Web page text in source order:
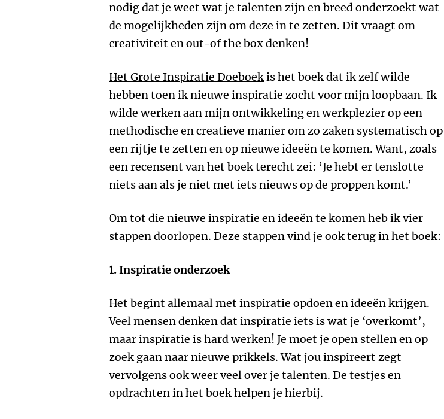
nodig dat je weet wat je talenten zijn en breed onderzoekt wat
de mogelijkheden zijn om deze in te zetten. Dit vraagt om
creativiteit en out-of the box denken!
Het Grote Inspiratie Doeboekis het boek dat ik zelf wilde
hebben toen ik nieuwe inspiratie zocht voor mijn loopbaan. Ik
wilde werken aan mijn ontwikkeling en werkplezier op een
methodische en creatieve manier om zo zaken systematisch op
een rijtje te zetten en op nieuwe ideeën te komen. Want, zoals
een recensent van het boek terecht zei: ‘Je hebt er tenslotte
niets aan als je niet met iets nieuws op de proppen komt.’
Om tot die nieuwe inspiratie en ideeën te komen heb ik vier
stappen doorlopen. Deze stappen vind je ook terug in het boek:
1. Inspiratie onderzoek
Het begint allemaal met inspiratie opdoen en ideeën krijgen.
Veel mensen denken dat inspiratie iets is wat je ‘overkomt’,
maar inspiratie is hard werken! Je moet je open stellen en op
zoek gaan naar nieuwe prikkels. Wat jou inspireert zegt
vervolgens ook weer veel over je talenten. De testjes en
opdrachten in het boek helpen je hierbij.